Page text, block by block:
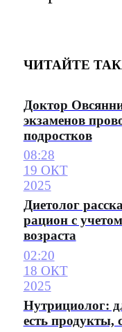
ЧИТАЙТЕ
Доктор
экзаменов
подростков
08:28
19 ОКТ
2025
Диетолог
рацион с
возраста
02:20
18 ОКТ
2025
Нутрициолог:
есть продукты,